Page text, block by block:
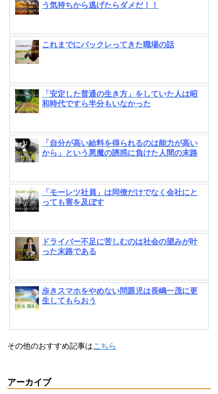
う気持ちから逃げたらダメだ！！
これまでにバックレってきた職場の話
「安定した普通の生き方」をしていた人は昭
和時代ですら半分もいなかった
「自分が高い給料を得られるのは能力が高い
から」という悪魔の誘惑に負けた人間の末路
「モーレツ社員」は同僚だけでなく会社にと
っても害を及ぼす
ドライバー不足に苦しむのは社会の望みが叶
った末路である
歩きスマホをやめない問題児は長嶋一茂に更
生してもらおう
その他のおすすめ記事はこちら
アーカイブ